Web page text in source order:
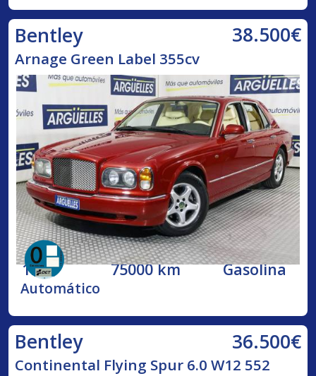
Bentley 38.500€
Arnage Green Label 355cv
1998 75000 km Gasolina
Automático
Bentley 36.500€
Continental Flying Spur 6.0 W12 552